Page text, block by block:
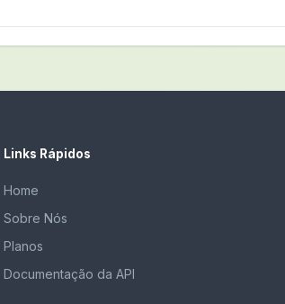
Links Rápidos
Home
Sobre Nós
Planos
Documentação da API